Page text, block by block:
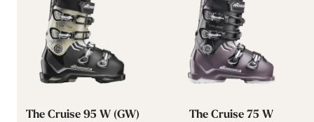
The Cruise 95 W (GW) The Cruise 75 W